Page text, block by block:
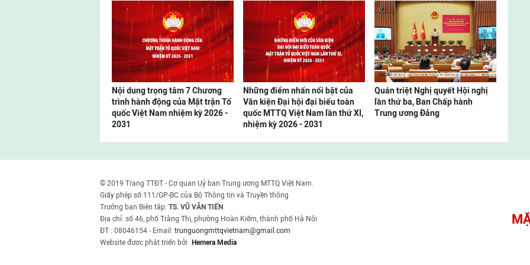
Nội dung trọng tâm 7 Chương
trình hành động của Mặt trận Tổ
quốc Việt Nam nhiệm kỳ 2026 -
2031
Những điểm nhấn nổi bật của
Văn kiện Đại hội đại biểu toàn
quốc MTTQ Việt Nam lần thứ XI,
nhiệm kỳ 2026 - 2031
Quán triệt Nghị quyết Hội nghị
lần thứ ba, Ban Chấp hành
Trung ương Đảng
© 2019 Trang TTĐT - Cơ quan Uỷ ban Trung ương MTTQ Việt Nam.
Giấy phép số:111/GP-BC của Bộ Thông tin và Truyền thông
Trưởng ban Biên tập: TS. VŨ VĂN TIẾN
Địa chỉ: số 46, phố Tràng Thi, phường Hoàn Kiếm, thành phố Hà Nội
ĐT : 08046154 - Email: trunguongmttqvietnam@gmail.com
Website được phát triển bởi Hemera Media